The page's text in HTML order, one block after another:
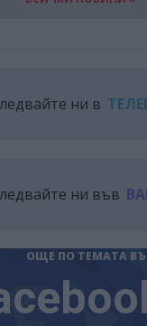
ни в
ни във
ОЩЕ ПО ТЕМАТА